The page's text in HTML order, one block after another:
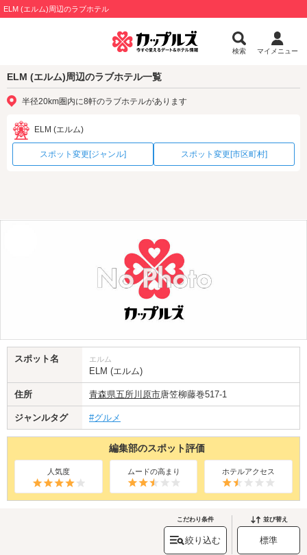
ELM (エルム)周辺のラブホテル
検索 マイメニュー
ELM (エルム)周辺のラブホテル一覧
半径20km圏内に8軒のラブホテルがあります
ELM (エルム)
スポット変更[ジャンル] スポット変更[市区町村]
スポット名 エルム
ELM (エルム)
住所 青森県五所川原市唐笠柳藤巻517-1
ジャンルタグ #グルメ
編集部のスポット評価
人気度 ムードの高まり ホテルアクセス
こだわり条件
絞り込む
並び替え
標準